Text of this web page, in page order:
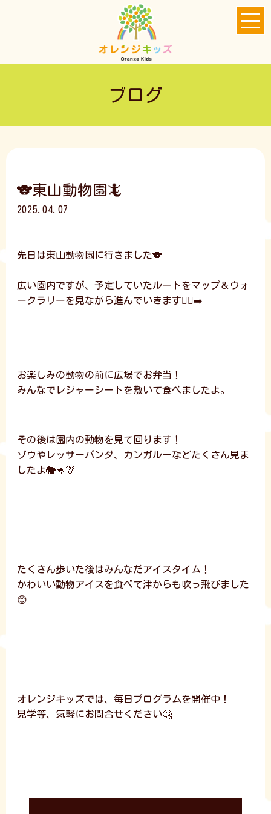
ブログ
🐨東山動物園🦎
2025.04.07
先日は東山動物園に行きました🐨
広い園内ですが、予定していたルートをマップ＆ウォ
ークラリーを見ながら進んでいきます🚶‍♂️‍➡️
お楽しみの動物の前に広場でお弁当！
みんなでレジャーシートを敷いて食べましたよ。
その後は園内の動物を見て回ります！
ゾウやレッサーパンダ、カンガルーなどたくさん見ま
したよ🐘🦘🦒
たくさん歩いた後はみんなだアイスタイム！
かわいい動物アイスを食べて津からも吹っ飛びました
😊
オレンジキッズでは、毎日プログラムを開催中！
見学等、気軽にお問合せください🤗